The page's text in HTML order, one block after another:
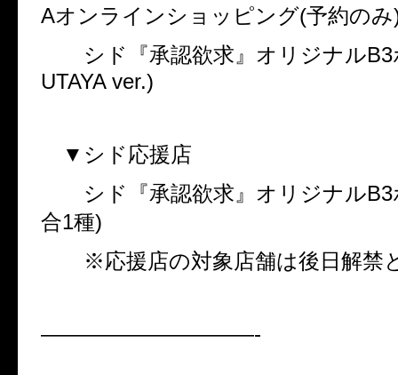
Aオンラインショッピング(予約のみ
シド『承認欲求』オリジナルB3
UTAYA ver.)
▼シド応援店
シド『承認欲求』オリジナルB3
合1種)
※応援店の対象店舗は後日解禁
——————————-